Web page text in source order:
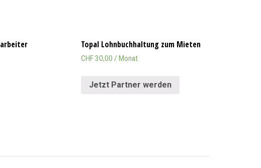
Topal Lohnbuchhaltung zum Mieten
CHF30,00 / Monat
Jetzt Partner werden